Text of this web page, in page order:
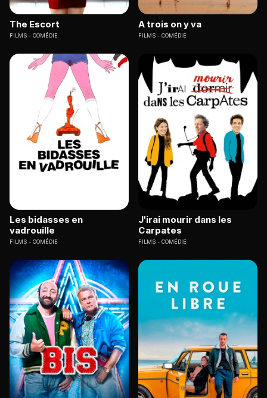
The Escort
FILMS COMÉDIE
A trois on y va
FILMS COMÉDIE
Les bidasses en
vadrouille
FILMS COMÉDIE
J'irai mourir dans les
Carpates
FILMS COMÉDIE